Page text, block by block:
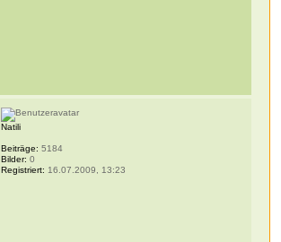
Natili
Beiträge: 5184
Bilder: 0
Registriert: 16.07.2009, 13:23